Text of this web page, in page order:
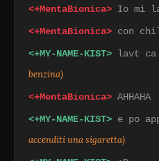
<+MentaBionica> Io mi
<+MentaBionica> con
<+MY-NAME-KIST>
lavt ca
benzina)
<+MentaBionica> AHHAHA
<+MY-NAME-KIST> e po
accenditi una sigaretta)